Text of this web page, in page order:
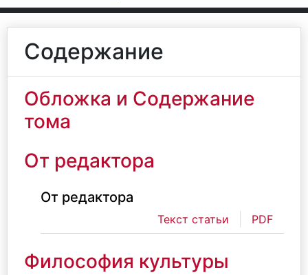
Содержание
Обложка и Содержание
тома
От редактора
От редактора
Текст статьи PDF
Философия культуры